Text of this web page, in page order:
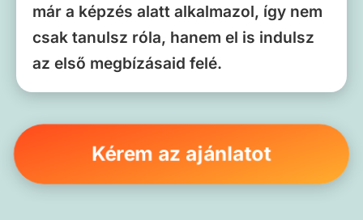
már a képzés alatt alkalmazol, így nem
csak tanulsz róla, hanem el is indulsz
az első megbízásaid felé.
Kérem az ajánlatot